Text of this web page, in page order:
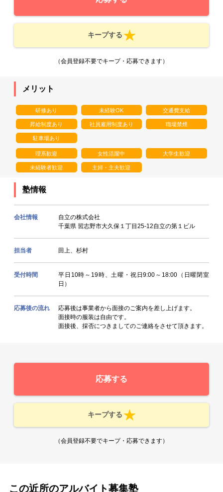
キープする
（会員登録不要でキープ・応募できます）
メリット
研修あり 未経験OK 交通費支給
昇給制度あり 社員雇用制度あり 職場禁煙
駐車場あり
理系歓迎 女性活躍中 大学生歓迎
未経験者歓迎 主婦・主夫歓迎
塾情報
会社情報
自立の株式会社
千葉県 習志野市大久保１丁目25-12自立の第１ビル
担当者 田上、杉村
受付時間
平日10時～19時、土曜・祝日9:00～18:00（日曜閉室
日）
応募後の流れ
応募後は事業者から面接のご案内を差し上げます。
面接時の服装は自由です。
面接後、採否につきましてのご連絡をさせて頂きます。
応募する
キープする
（会員登録不要でキープ・応募できます）
この近所のアルバイト募集塾